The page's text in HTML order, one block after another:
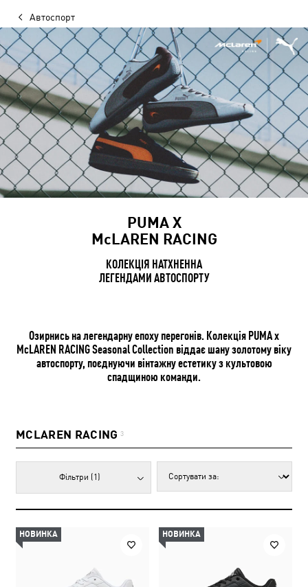
Автоспорт
PUMA Х
McLAREN RACING
КОЛЕКЦІЯ НАТХНЕННА
ЛЕГЕНДАМИ АВТОСПОРТУ
Озирнись на легендарну епоху перегонів. Колекція PUMA x
McLAREN RACING Seasonal Collection віддає шану золотому віку
автоспорту, поєднуючи вінтажну естетику з культовою
спадщиною команди.
MCLAREN RACING 3
Фільтри (1)
НОВИНКА НОВИНКА